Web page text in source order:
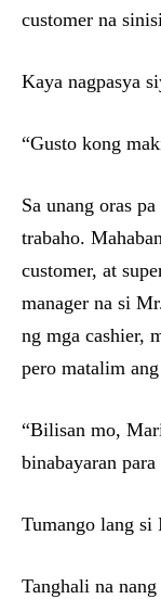
customer na
Kaya nagpasya
“Gusto kong
Sa unang oras
trabaho.
customer, at
manager na si
ng mga cashier,
pero matalim
“Bilisan mo,
binabayaran
Tumango lang si
Tanghali na